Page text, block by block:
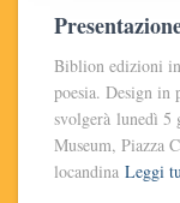
Biblion edizioni
poesia. Design in
svolgerà lunedì 5
Museum, Piazza
locandina Leggi